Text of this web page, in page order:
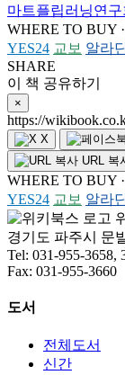
마트플립러닝연구
WHERE TO BUY
YES24 교보 알라
SHARE
이 책 공유하기
×
https://
X
URL 복
WHERE TO BUY
YES24 교보 알라
경기도 파주시 문
Tel: 031-955-3658,
Fax: 031-955-3660
도서
전체도서
신간